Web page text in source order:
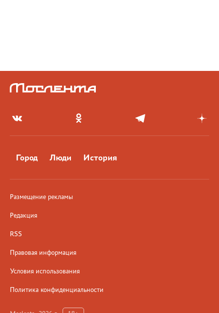
Город Люди История
Размещение рекламы
Редакция
RSS
Правовая информация
Условия использования
Политика конфиденциальности